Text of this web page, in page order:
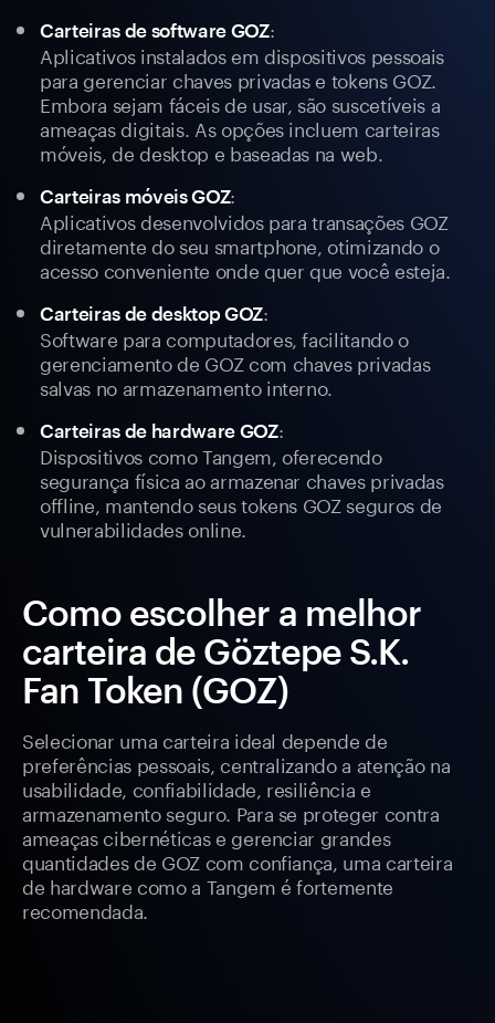
Carteiras de software GOZ:
Aplicativos instalados em dispositivos pessoais
para gerenciar chaves privadas e tokens GOZ.
Embora sejam fáceis de usar, são suscetíveis a
ameaças digitais. As opções incluem carteiras
móveis, de desktop e baseadas na web.
Carteiras móveis GOZ:
Aplicativos desenvolvidos para transações GOZ
diretamente do seu smartphone, otimizando o
acesso conveniente onde quer que você esteja.
Carteiras de desktop GOZ:
Software para computadores, facilitando o
gerenciamento de GOZ com chaves privadas
salvas no armazenamento interno.
Carteiras de hardware GOZ:
Dispositivos como Tangem, oferecendo
segurança física ao armazenar chaves privadas
offline, mantendo seus tokens GOZ seguros de
vulnerabilidades online.
Como escolher a melhor
carteira de Göztepe S.K.
Fan Token (GOZ)
Selecionar uma carteira ideal depende de
preferências pessoais, centralizando a atenção na
usabilidade, confiabilidade, resiliência e
armazenamento seguro. Para se proteger contra
ameaças cibernéticas e gerenciar grandes
quantidades de GOZ com confiança, uma carteira
de hardware como a Tangem é fortemente
recomendada.